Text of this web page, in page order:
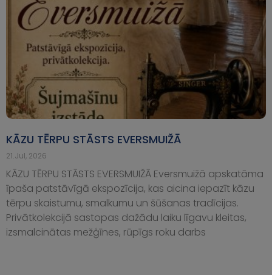
KĀZU TĒRPU STĀSTS EVERSMUIŽĀ
21.Jul, 2026
KĀZU TĒRPU STĀSTS EVERSMUIŽĀ Eversmuižā apskatāma
īpaša patstāvīgā ekspozīcija, kas aicina iepazīt kāzu
tērpu skaistumu, smalkumu un šūšanas tradīcijas.
Privātkolekcijā sastopas dažādu laiku līgavu kleitas,
izsmalcinātas mežģīnes, rūpīgs roku darbs